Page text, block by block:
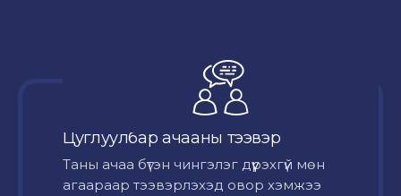
Цуглуулбар ачааны тээвэр
Таны ачаа бүтэн чингэлэг дүүрэхгүй мөн
агаараар тээвэрлэхэд овор хэмжээ